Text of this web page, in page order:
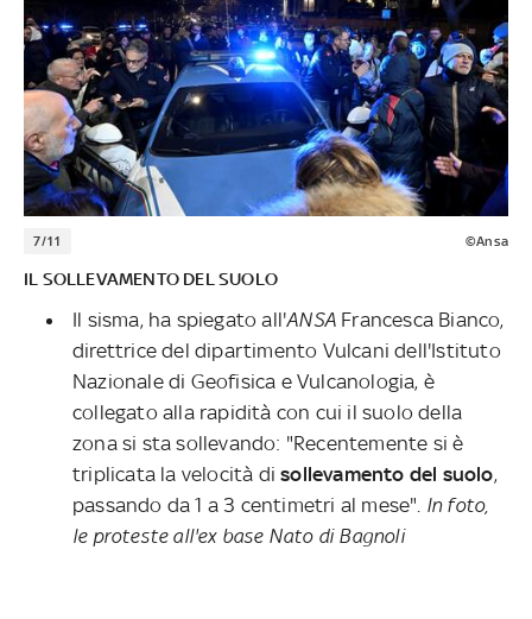
7/11 ©Ansa
IL SOLLEVAMENTO DEL SUOLO
Il sisma, ha spiegato all'ANSA Francesca Bianco,
direttrice del dipartimento Vulcani dell'Istituto
Nazionale di Geofisica e Vulcanologia, è
collegato alla rapidità con cui il suolo della
zona si sta sollevando: "Recentemente si è
triplicata la velocità disollevamento del suolo,
passando da 1 a 3 centimetri al mese". In foto,
le proteste all'ex base Nato di Bagnoli